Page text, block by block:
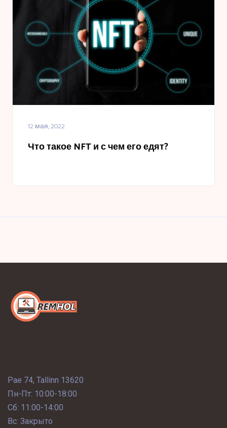
12 мая, 2022
Что такое NFT и с чем его едят?
Pae 74, Tallinn 13620
Пн-Пт: 10:00-18:00
Сб: 11:00-14:00
Вс: Закрыто